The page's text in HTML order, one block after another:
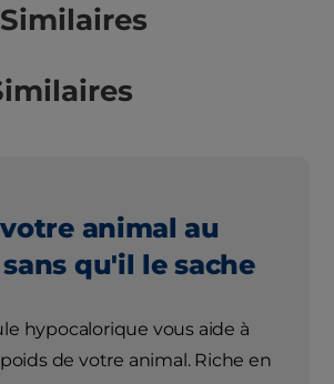
animal au
qu'il le sache
hypocalorique vous aide à
de votre animal. Riche en